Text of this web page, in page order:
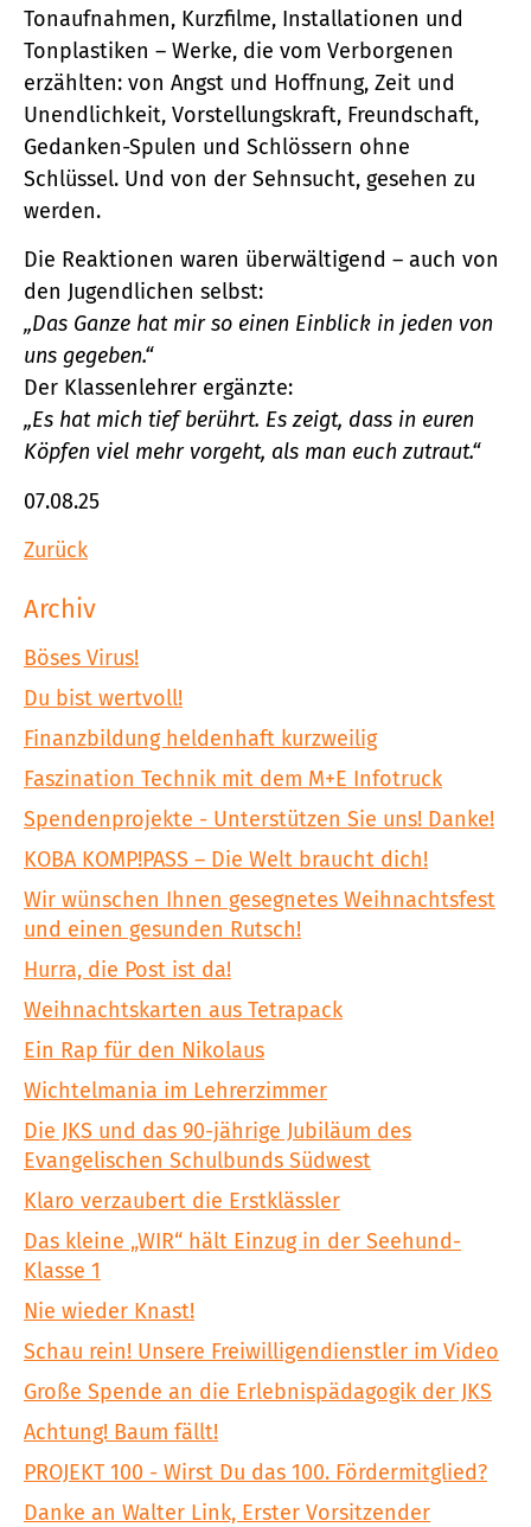
Tonaufnahmen, Kurzfilme, Installationen und
Tonplastiken – Werke, die vom Verborgenen
erzählten: von Angst und Hoffnung, Zeit und
Unendlichkeit, Vorstellungskraft, Freundschaft,
Gedanken-Spulen und Schlössern ohne
Schlüssel. Und von der Sehnsucht, gesehen zu
werden.
Die Reaktionen waren überwältigend – auch von
den Jugendlichen selbst:
„Das Ganze hat mir so einen Einblick in jeden von
uns gegeben.“
Der Klassenlehrer ergänzte:
„Es hat mich tief berührt. Es zeigt, dass in euren
Köpfen viel mehr vorgeht, als man euch zutraut.“
07.08.25
Zurück
Archiv
Böses Virus!
Du bist wertvoll!
Finanzbildung heldenhaft kurzweilig
Faszination Technik mit dem M+E Infotruck
Spendenprojekte - Unterstützen Sie uns! Danke!
KOBA KOMP!PASS – Die Welt braucht dich!
Wir wünschen Ihnen gesegnetes Weihnachtsfest
und einen gesunden Rutsch!
Hurra, die Post ist da!
Weihnachtskarten aus Tetrapack
Ein Rap für den Nikolaus
Wichtelmania im Lehrerzimmer
Die JKS und das 90-jährige Jubiläum des
Evangelischen Schulbunds Südwest
Klaro verzaubert die Erstklässler
Das kleine „WIR“ hält Einzug in der Seehund-
Klasse 1
Nie wieder Knast!
Schau rein! Unsere Freiwilligendienstler im Video
Große Spende an die Erlebnispädagogik der JKS
Achtung! Baum fällt!
PROJEKT 100 - Wirst Du das 100. Fördermitglied?
Danke an Walter Link, Erster Vorsitzender